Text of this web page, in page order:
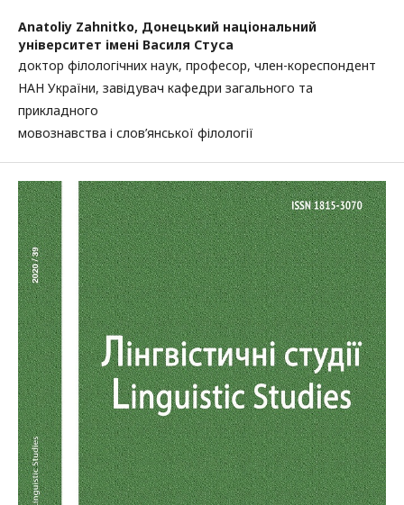
Anatoliy Zahnitko, Донецький національний
університет імені Василя Стуса
доктор філологічних наук, професор, член-кореспондент
НАН України, завідувач кафедри загального та
прикладного
мовознавства і слов’янської філології